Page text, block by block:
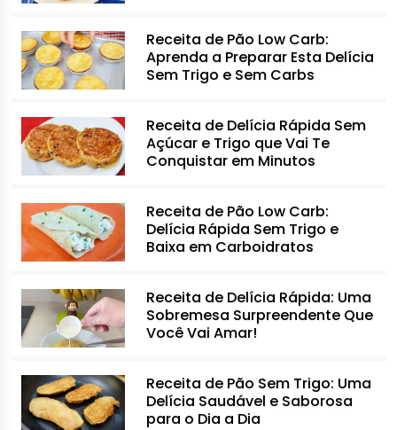
Receita de Pão Low Carb:
Aprenda a Preparar Esta Delícia
Sem Trigo e Sem Carbs
Receita de Delícia Rápida Sem
Açúcar e Trigo que Vai Te
Conquistar em Minutos
Receita de Pão Low Carb:
Delícia Rápida Sem Trigo e
Baixa em Carboidratos
Receita de Delícia Rápida: Uma
Sobremesa Surpreendente Que
Você Vai Amar!
Receita de Pão Sem Trigo: Uma
Delícia Saudável e Saborosa
para o Dia a Dia